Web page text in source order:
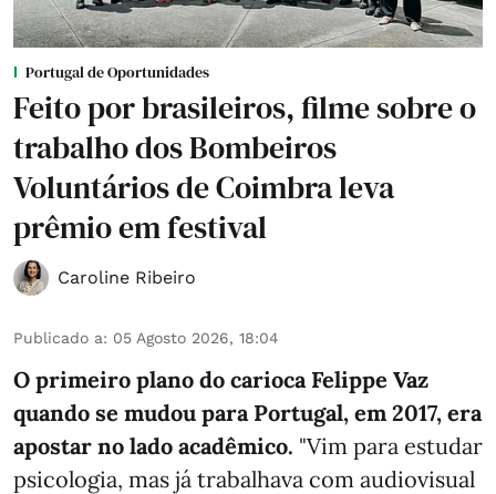
Portugal de Oportunidades
Feito por brasileiros, filme sobre o
trabalho dos Bombeiros
Voluntários de Coimbra leva
prêmio em festival
Caroline Ribeiro
Publicado a: 05 Agosto 2026, 18:04
O primeiro plano do carioca Felippe Vaz
quando se mudou para Portugal, em 2017, era
apostar no lado acadêmico. "Vim para estudar
psicologia, mas já trabalhava com audiovisual